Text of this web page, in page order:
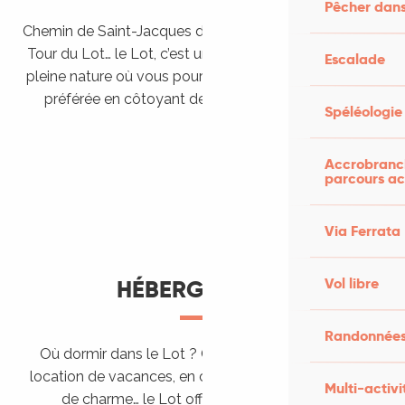
Pêcher
Escalade
Spéléologie
parcours
Via Ferrata
Vol libre
Multi-
Chemin de Saint-Jacques de Compostelle, Véloroutes,
Tour du Lot… le Lot, c’est une véritable destination de
pleine nature où vous pourrez pratiquer votre activité
préférée en côtoyant des paysages grandioses.
HÉBERGEMENTS
Où dormir dans le Lot ? Chez l’habitant, dans une
location de vacances, en camping, ou dans un hôtel
de charme… le Lot offre des hébergements